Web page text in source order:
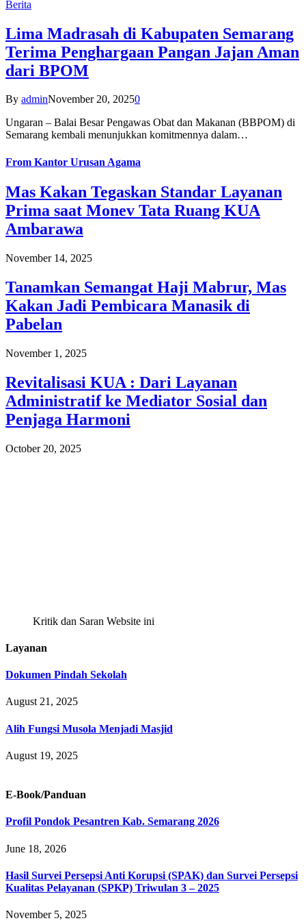
Berita
Lima Madrasah di Kabupaten Semarang
Terima Penghargaan Pangan Jajan Aman
dari BPOM
By adminNovember 20, 20250
Ungaran – Balai Besar Pengawas Obat dan Makanan (BBPOM) di
Semarang kembali menunjukkan komitmennya dalam…
From Kantor Urusan Agama
Mas Kakan Tegaskan Standar Layanan
Prima saat Monev Tata Ruang KUA
Ambarawa
November 14, 2025
Tanamkan Semangat Haji Mabrur, Mas
Kakan Jadi Pembicara Manasik di
Pabelan
November 1, 2025
Revitalisasi KUA : Dari Layanan
Administratif ke Mediator Sosial dan
Penjaga Harmoni
October 20, 2025
Kritik dan Saran Website ini
Layanan
Dokumen Pindah Sekolah
August 21, 2025
Alih Fungsi Musola Menjadi Masjid
August 19, 2025
E-Book/Panduan
Profil Pondok Pesantren Kab. Semarang 2026
June 18, 2026
Hasil Survei Persepsi Anti Korupsi (SPAK) dan Survei Persepsi
Kualitas Pelayanan (SPKP) Triwulan 3 – 2025
November 5, 2025